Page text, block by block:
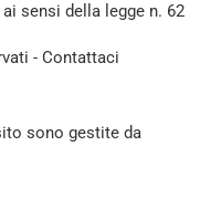
sensi della legge n. 62
- Contattaci
sono gestite da